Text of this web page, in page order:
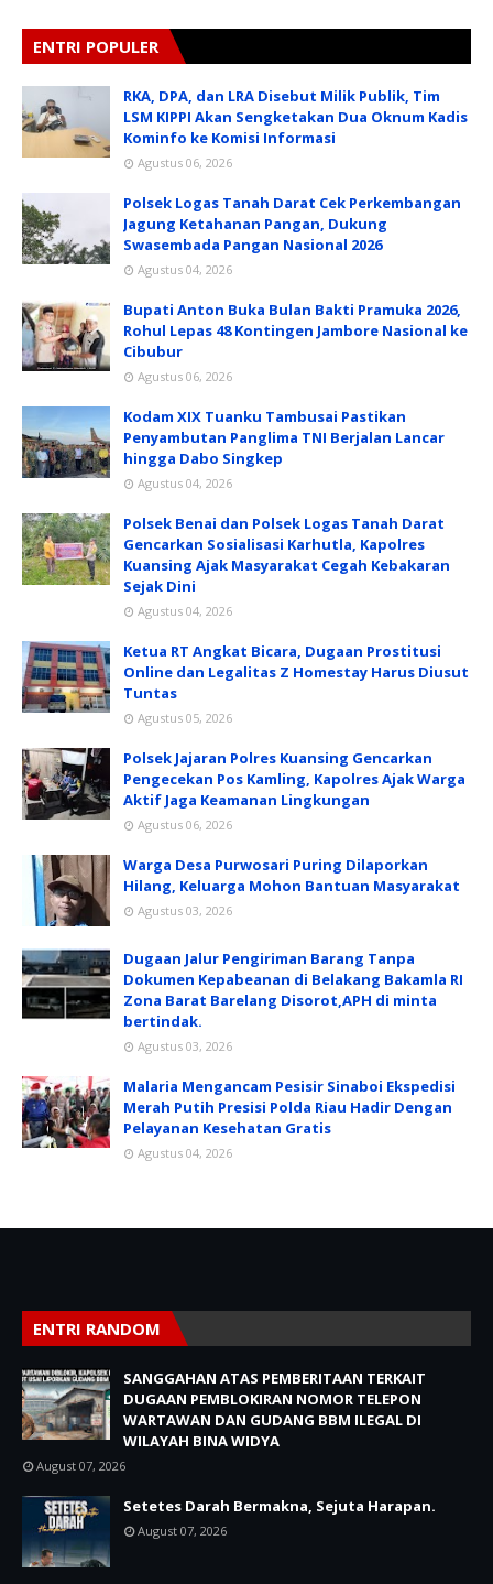
ENTRI POPULER
RKA, DPA, dan LRA Disebut Milik Publik, Tim
LSM KIPPI Akan Sengketakan Dua Oknum Kadis
Kominfo ke Komisi Informasi
Agustus 06, 2026
Polsek Logas Tanah Darat Cek Perkembangan
Jagung Ketahanan Pangan, Dukung
Swasembada Pangan Nasional 2026
Agustus 04, 2026
Bupati Anton Buka Bulan Bakti Pramuka 2026,
Rohul Lepas 48 Kontingen Jambore Nasional ke
Cibubur
Agustus 06, 2026
Kodam XIX Tuanku Tambusai Pastikan
Penyambutan Panglima TNI Berjalan Lancar
hingga Dabo Singkep
Agustus 04, 2026
Polsek Benai dan Polsek Logas Tanah Darat
Gencarkan Sosialisasi Karhutla, Kapolres
Kuansing Ajak Masyarakat Cegah Kebakaran
Sejak Dini
Agustus 04, 2026
Ketua RT Angkat Bicara, Dugaan Prostitusi
Online dan Legalitas Z Homestay Harus Diusut
Tuntas
Agustus 05, 2026
Polsek Jajaran Polres Kuansing Gencarkan
Pengecekan Pos Kamling, Kapolres Ajak Warga
Aktif Jaga Keamanan Lingkungan
Agustus 06, 2026
Warga Desa Purwosari Puring Dilaporkan
Hilang, Keluarga Mohon Bantuan Masyarakat
Agustus 03, 2026
Dugaan Jalur Pengiriman Barang Tanpa
Dokumen Kepabeanan di Belakang Bakamla RI
Zona Barat Barelang Disorot,APH di minta
bertindak.
Agustus 03, 2026
Malaria Mengancam Pesisir Sinaboi Ekspedisi
Merah Putih Presisi Polda Riau Hadir Dengan
Pelayanan Kesehatan Gratis
Agustus 04, 2026
ENTRI RANDOM
SANGGAHAN ATAS PEMBERITAAN TERKAIT
DUGAAN PEMBLOKIRAN NOMOR TELEPON
WARTAWAN DAN GUDANG BBM ILEGAL DI
WILAYAH BINA WIDYA
August 07, 2026
Setetes Darah Bermakna, Sejuta Harapan.
August 07, 2026